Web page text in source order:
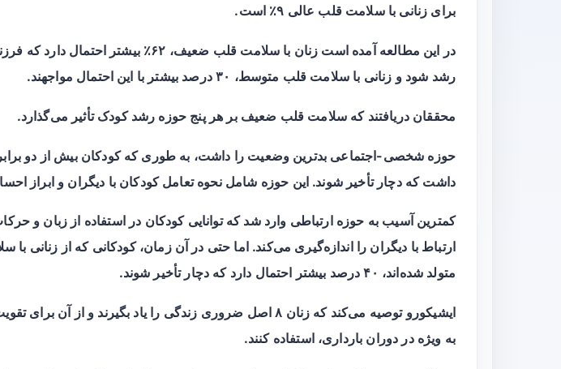
برای زنانی با سلامت قلب عالی ۹٪ است.
در این مطالعه آمده است زنان با سلامت قلب ضعیف، ۶۲٪ بیشتر
رشد شود و زنانی با سلامت قلب متوسط، ۳۰ درصد بیشتر با این احتمال مواجهند.
محققان دریافتند که سلامت قلب ضعیف بر هر پنج حوزه رشد کودک تأثیر می‌گذارد.
حوزه شخصی-اجتماعی بدترین وضعیت را داشت، به طوری که کودکان بیش از دو
داشت که دچار تأخیر شوند. این حوزه شامل نحوه تعامل کودکان با دیگران و ابراز
کمترین آسیب به حوزه ارتباطی وارد شد که توانایی کودکان در استفاده از زبان و
ارتباط با دیگران را اندازه‌گیری می‌کند. اما حتی در آن زمان، کودکانی که از زنانی
متولد شده‌اند، ۴۰ درصد بیشتر احتمال دارد که دچار تأخیر شوند.
ایشیکورو توصیه می‌کند که زنان ۸ اصل ضروری زندگی را یاد بگیرند و از
به ویژه در دوران بارداری، استفاده کنند.